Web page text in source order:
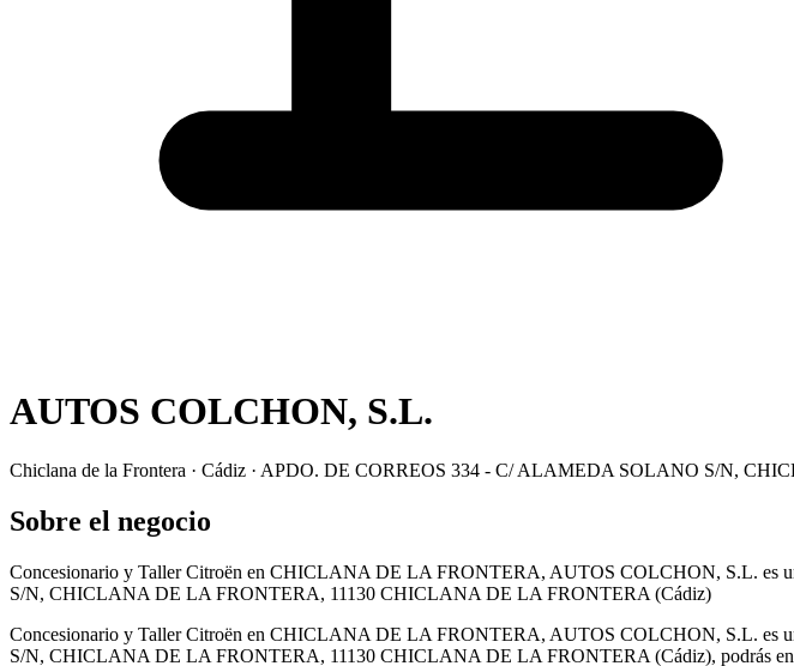
AUTOS COLCHON, S.L.
Chiclana de la Frontera · Cádiz · APDO. DE CORREOS 334 - C/ ALAMEDA SOLANO S/N,
Sobre el negocio
Concesionario y Taller Citroën en CHICLANA DE LA FRONTERA, AUTOS COLCHON, S.L. es
S/N, CHICLANA DE LA FRONTERA, 11130 CHICLANA DE LA FRONTERA (Cádiz)
Concesionario y Taller Citroën en CHICLANA DE LA FRONTERA, AUTOS COLCHON, S.L. es
S/N, CHICLANA DE LA FRONTERA, 11130 CHICLANA DE LA FRONTERA (Cádiz), podrás